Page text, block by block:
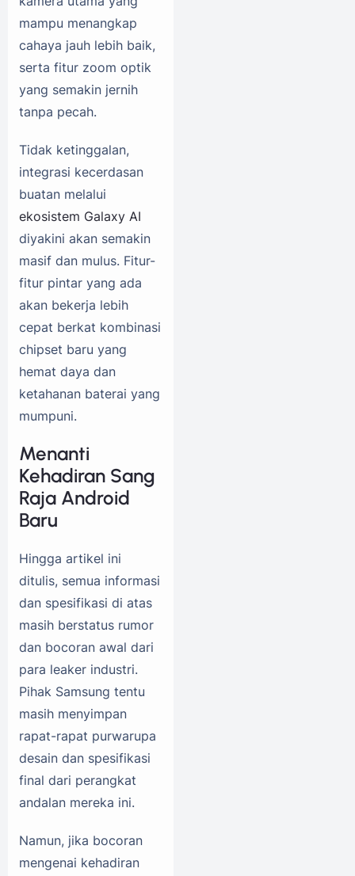
mampu menangkap
cahaya jauh lebih baik,
serta fitur zoom optik
yang semakin jernih
tanpa pecah.
Tidak ketinggalan,
integrasi kecerdasan
buatan melalui
ekosistem Galaxy AI
diyakini akan semakin
masif dan mulus. Fitur-
fitur pintar yang ada
akan bekerja lebih
cepat berkat kombinasi
chipset baru yang
hemat daya dan
ketahanan baterai yang
mumpuni.
Menanti
Kehadiran Sang
Raja Android
Baru
Hingga artikel ini
ditulis, semua informasi
dan spesifikasi di atas
masih berstatus rumor
dan bocoran awal dari
para leaker industri.
Pihak Samsung tentu
masih menyimpan
rapat-rapat purwarupa
desain dan spesifikasi
final dari perangkat
andalan mereka ini.
Namun, jika bocoran
mengenai kehadiran